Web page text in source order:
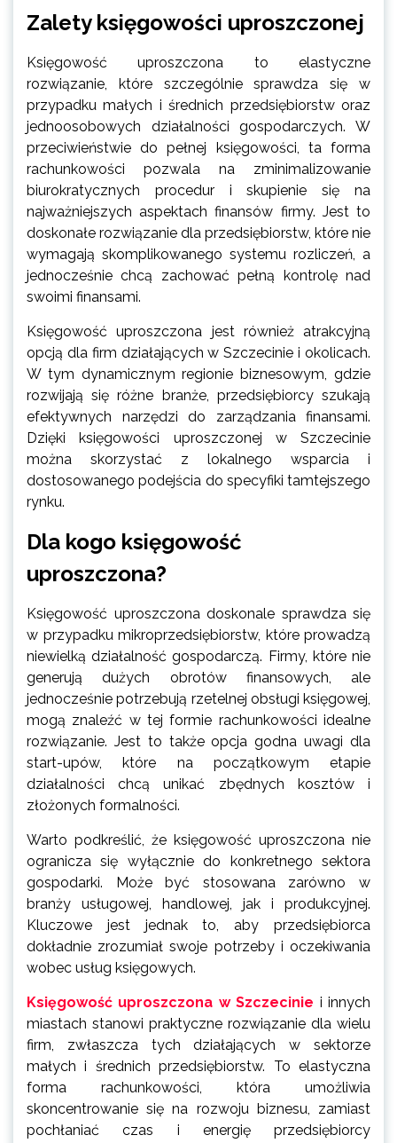
Zalety księgowości uproszczonej
Księgowość uproszczona to elastyczne
rozwiązanie, które szczególnie sprawdza się w
przypadku małych i średnich przedsiębiorstw oraz
jednoosobowych działalności gospodarczych. W
przeciwieństwie do pełnej księgowości, ta forma
rachunkowości pozwala na zminimalizowanie
biurokratycznych procedur i skupienie się na
najważniejszych aspektach finansów firmy. Jest to
doskonałe rozwiązanie dla przedsiębiorstw, które nie
wymagają skomplikowanego systemu rozliczeń, a
jednocześnie chcą zachować pełną kontrolę nad
swoimi finansami.
Księgowość uproszczona jest również atrakcyjną
opcją dla firm działających w Szczecinie i okolicach.
W tym dynamicznym regionie biznesowym, gdzie
rozwijają się różne branże, przedsiębiorcy szukają
efektywnych narzędzi do zarządzania finansami.
Dzięki księgowości uproszczonej w Szczecinie
można skorzystać z lokalnego wsparcia i
dostosowanego podejścia do specyfiki tamtejszego
rynku.
Dla kogo księgowość
uproszczona?
Księgowość uproszczona doskonale sprawdza się
w przypadku mikroprzedsiębiorstw, które prowadzą
niewielką działalność gospodarczą. Firmy, które nie
generują dużych obrotów finansowych, ale
jednocześnie potrzebują rzetelnej obsługi księgowej,
mogą znaleźć w tej formie rachunkowości idealne
rozwiązanie. Jest to także opcja godna uwagi dla
start-upów, które na początkowym etapie
działalności chcą unikać zbędnych kosztów i
złożonych formalności.
Warto podkreślić, że księgowość uproszczona nie
ogranicza się wyłącznie do konkretnego sektora
gospodarki. Może być stosowana zarówno w
branży usługowej, handlowej, jak i produkcyjnej.
Kluczowe jest jednak to, aby przedsiębiorca
dokładnie zrozumiał swoje potrzeby i oczekiwania
wobec usług księgowych.
Księgowość uproszczona w Szczecinie i innych
miastach stanowi praktyczne rozwiązanie dla wielu
firm, zwłaszcza tych działających w sektorze
małych i średnich przedsiębiorstw. To elastyczna
forma rachunkowości, która umożliwia
skoncentrowanie się na rozwoju biznesu, zamiast
pochłaniać czas i energię przedsiębiorcy